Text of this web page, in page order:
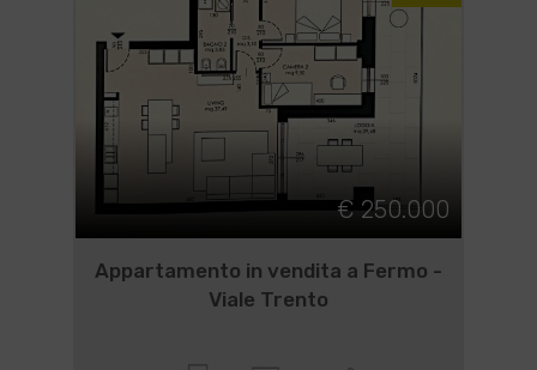
€ 250.000
Appartamento in vendita a Fermo -
Viale Trento